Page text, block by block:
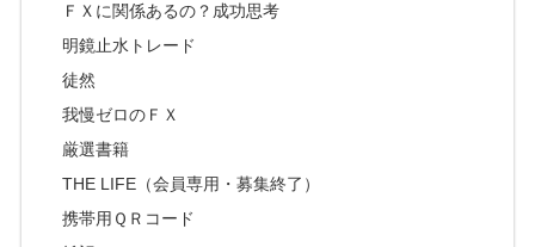
ＦＸに関係あるの？成功思考
明鏡止水トレード
徒然
我慢ゼロのＦＸ
厳選書籍
THE LIFE（会員専用・募集終了）
携帯用ＱＲコード